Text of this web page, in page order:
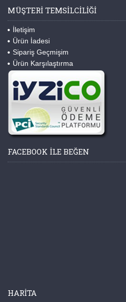
MÜŞTERI TEMSILCILIĞI
İletişim
Ürün İadesi
Sipariş Geçmişim
Ürün Karşılaştırma
FACEBOOK ILE BEĞEN
HARITA